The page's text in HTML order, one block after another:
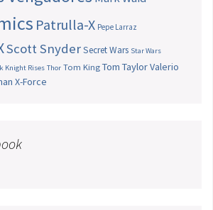
Patrulla-X Pepe Larraz
Scott SnyderSecret Wars Star Wars
Knight Rises Thor Tom King Tom TaylorValerio
X-Force